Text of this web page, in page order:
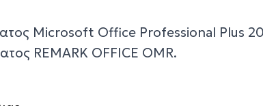
Μicrosoft Office Professional Plus
REMARK OFFICE OMR.